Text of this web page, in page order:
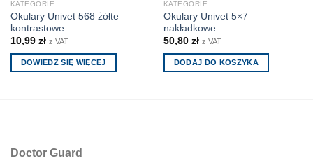
KATEGORIE
Okulary Univet 568 żółte
kontrastowe
10,99 zł z VAT
DOWIEDZ SIĘ WIĘCEJ
KATEGORIE
Okulary Univet 5×7
nakładkowe
50,80 zł z VAT
DODAJ DO KOSZYKA
Doctor Guard